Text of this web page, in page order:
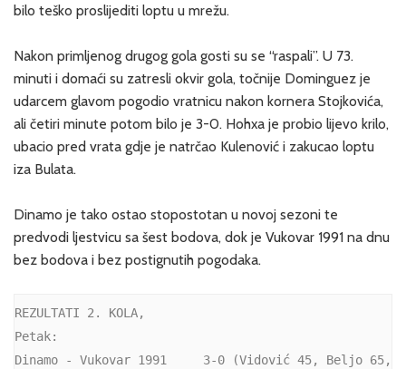
bilo teško proslijediti loptu u mrežu.
Nakon primljenog drugog gola gosti su se “raspali”. U 73.
minuti i domaći su zatresli okvir gola, točnije Dominguez je
udarcem glavom pogodio vratnicu nakon kornera Stojkovića,
ali četiri minute potom bilo je 3-0. Hohxa je probio lijevo krilo,
ubacio pred vrata gdje je natrčao Kulenović i zakucao loptu
iza Bulata.
Dinamo je tako ostao stopostotan u novoj sezoni te
predvodi ljestvicu sa šest bodova, dok je Vukovar 1991 na dnu
bez bodova i bez postignutih pogodaka.
REZULTATI 2. KOLA,
Petak:
Dinamo - Vukovar 1991     3-0 (Vidović 45, Beljo 65,